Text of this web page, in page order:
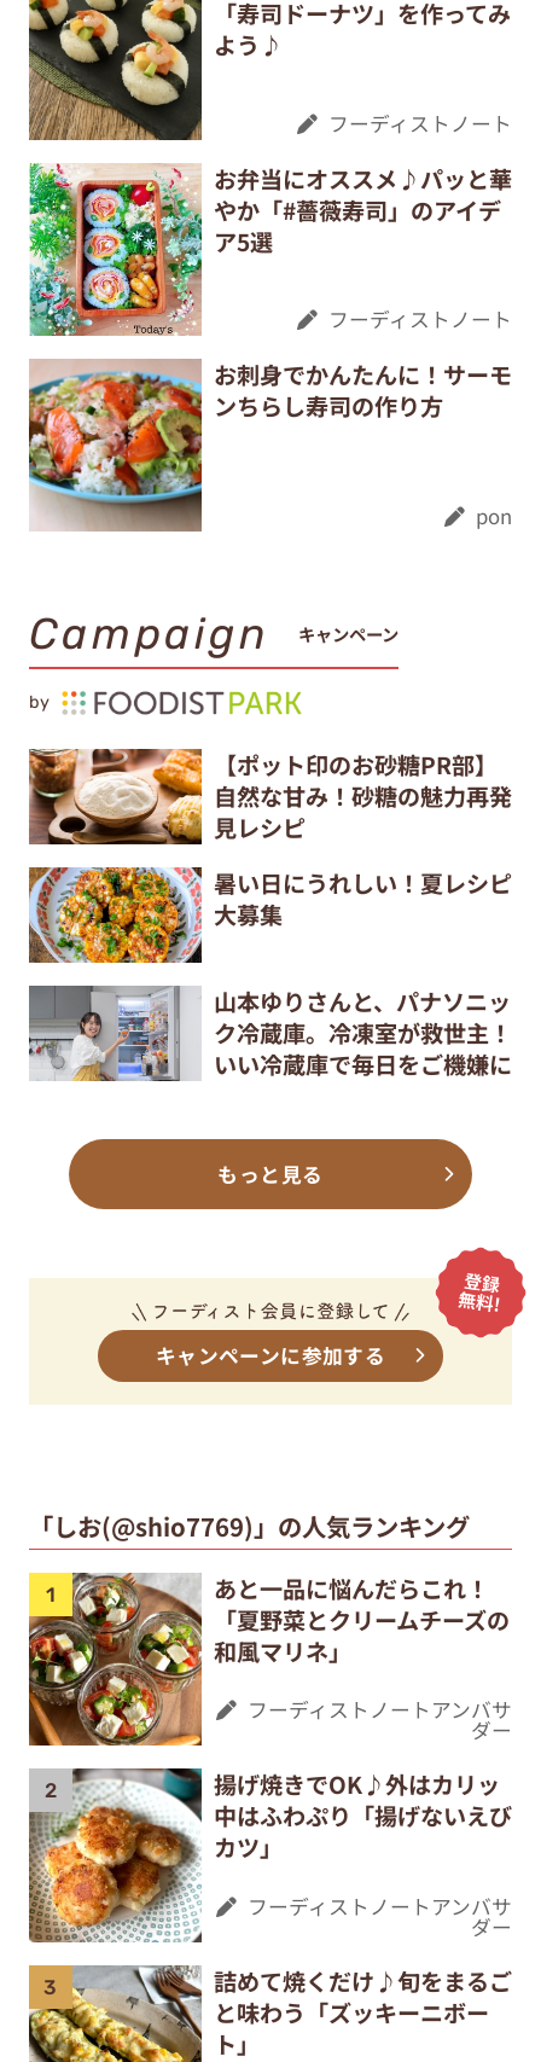
「寿司ドーナツ」を作ってみ
よう♪
フーディストノート
お弁当にオススメ♪パッと華
やか「#薔薇寿司」のアイデ
ア5選
フーディストノート
お刺身でかんたんに！サーモ
ンちらし寿司の作り方
pon
Campaign キャンペーン
by
【ポット印のお砂糖PR部】
自然な甘み！砂糖の魅力再発
見レシピ
暑い日にうれしい！夏レシピ
大募集
山本ゆりさんと、パナソニッ
ク冷蔵庫。冷凍室が救世主！
いい冷蔵庫で毎日をご機嫌に
もっと見る
キャンペーンに参加する
「しお(@shio7769)」の人気ランキング
あと一品に悩んだらこれ！
「夏野菜とクリームチーズの
和風マリネ」
フーディストノートアンバサ
ダー
揚げ焼きでOK♪外はカリッ
中はふわぷり「揚げないえび
カツ」
フーディストノートアンバサ
ダー
詰めて焼くだけ♪旬をまるご
と味わう「ズッキーニボー
ト」